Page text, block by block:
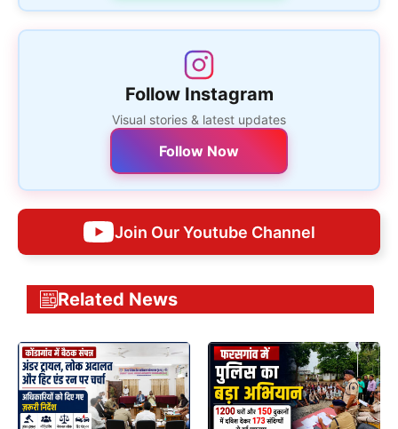
Follow Instagram
Visual stories & latest updates
Follow Now
Join Our Youtube Channel
Related News